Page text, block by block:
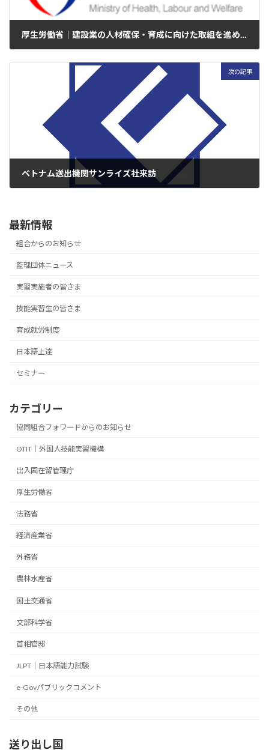
厚生労働省｜建設業の人材確保・育成に向けた取組を進めていきます
次の記事
ベトナム送出機関サンライズ社来訪
最新情報
組合からのお知らせ
監理団体ニュース
実習実施者の皆さま
技能実習生の皆さま
育成就労制度
日本語上達
セミナー
カテゴリー
協同組合フォワードからのお知らせ
OTIT｜外国人技能実習機構
出入国在留管理庁
厚生労働省
法務省
経済産業省
外務省
農林水産省
国土交通省
文部科学省
首相官邸
JLPT｜日本語能力試験
e-Govパブリックコメント
その他
送り出し国